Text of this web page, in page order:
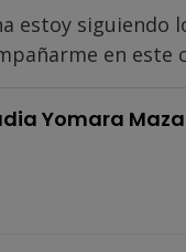
estoy siguiendo
en este
Yomara